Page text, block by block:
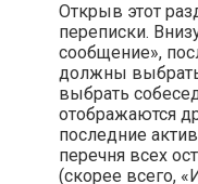
Открыв этот
переписки.
сообщение»,
должны
выбрать
отображаются
последние
перечня всех
(скорее всего,